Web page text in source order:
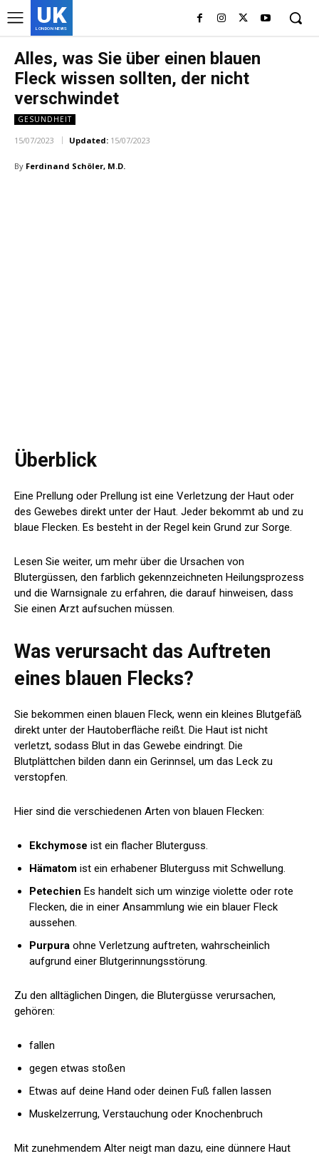
UK
LONDON NEWS
Alles, was Sie über einen blauen
Fleck wissen sollten, der nicht
verschwindet
GESUNDHEIT
15/07/2023 Updated: 15/07/2023
By Ferdinand Schöler, M.D.
Überblick
Eine Prellung oder Prellung ist eine Verletzung der Haut oder
des Gewebes direkt unter der Haut. Jeder bekommt ab und zu
blaue Flecken. Es besteht in der Regel kein Grund zur Sorge.
Lesen Sie weiter, um mehr über die Ursachen von
Blutergüssen, den farblich gekennzeichneten Heilungsprozess
und die Warnsignale zu erfahren, die darauf hinweisen, dass
Sie einen Arzt aufsuchen müssen.
Was verursacht das Auftreten
eines blauen Flecks?
Sie bekommen einen blauen Fleck, wenn ein kleines Blutgefäß
direkt unter der Hautoberfläche reißt. Die Haut ist nicht
verletzt, sodass Blut in das Gewebe eindringt. Die
Blutplättchen bilden dann ein Gerinnsel, um das Leck zu
verstopfen.
Hier sind die verschiedenen Arten von blauen Flecken:
Ekchymose ist ein flacher Bluterguss.
Hämatom ist ein erhabener Bluterguss mit Schwellung.
Petechien Es handelt sich um winzige violette oder rote
Flecken, die in einer Ansammlung wie ein blauer Fleck
aussehen.
Purpura ohne Verletzung auftreten, wahrscheinlich
aufgrund einer Blutgerinnungsstörung.
Zu den alltäglichen Dingen, die Blutergüsse verursachen,
gehören:
fallen
gegen etwas stoßen
Etwas auf deine Hand oder deinen Fuß fallen lassen
Muskelzerrung, Verstauchung oder Knochenbruch
Mit zunehmendem Alter neigt man dazu, eine dünnere Haut